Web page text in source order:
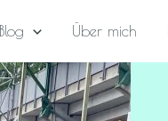
Blog Über mich